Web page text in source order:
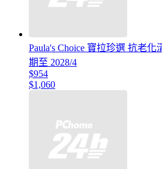
Paula's Choice 寶拉珍選 抗老
期至 2028/4
$954
$1,060